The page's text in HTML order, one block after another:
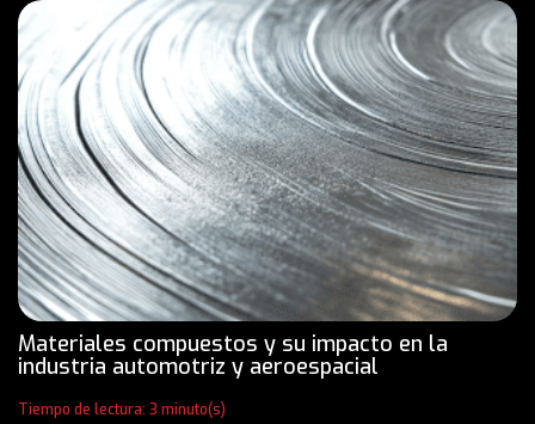
Materiales compuestos y su impacto en la
industria automotriz y aeroespacial
Tiempo de lectura: 3 minuto(s)